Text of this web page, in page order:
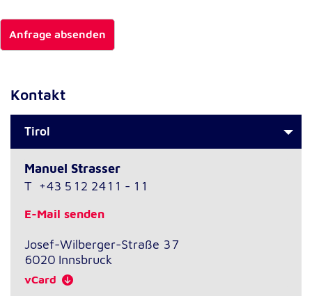
Anfrage absenden
Kontakt
Tirol
Manuel Strasser
T +43 512 2411 - 11
E-Mail senden
Josef-Wilberger-Straße 37
6020 Innsbruck
vCard